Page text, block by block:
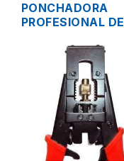
PONCHADORA
PROFESIONAL DE
AJUSTABLE RG6
RG58 RG59